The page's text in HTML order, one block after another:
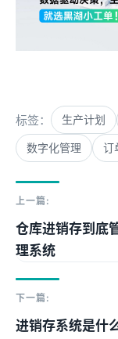
标签： 生产计划
数字化管理 订
上一篇:
仓库进销存到底
理系统
下一篇:
进销存系统是什